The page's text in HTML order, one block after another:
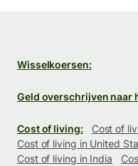
Wisselkoersen:
Geld overschrijven naar
Cost of living:
Cost of
Cost of living in United
Cost of living in India